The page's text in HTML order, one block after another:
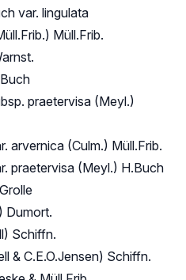
var. lingulata
Müll.Frib.
praetervisa (Meyl.)
arvernica (Culm.) Müll.Frib.
praetervisa (Meyl.) H.Buch
Dumort.
Schiffn.
& C.E.O.Jensen) Schiffn.